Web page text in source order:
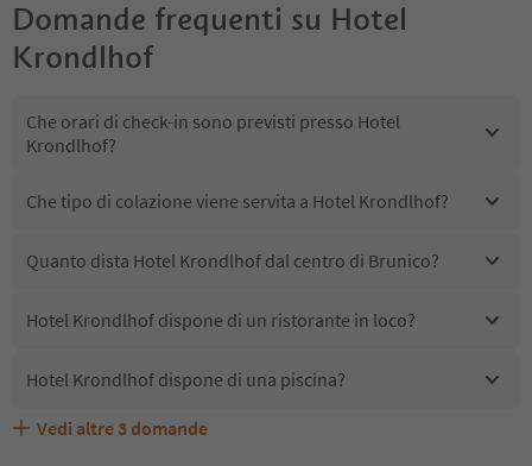
Domande frequenti su Hotel
Krondlhof
Che orari di check-in sono previsti presso Hotel
Krondlhof?
Che tipo di colazione viene servita a Hotel Krondlhof?
Quanto dista Hotel Krondlhof dal centro di Brunico?
Hotel Krondlhof dispone di un ristorante in loco?
Hotel Krondlhof dispone di una piscina?
Hotel Krondlhof accetta animali domestici?
Quali servizi/attività sono disponibili presso Hotel
Gli ospiti di Hotel Krondlhof ricevono l'Alto Adige Guest
Vedi altre 3 domande